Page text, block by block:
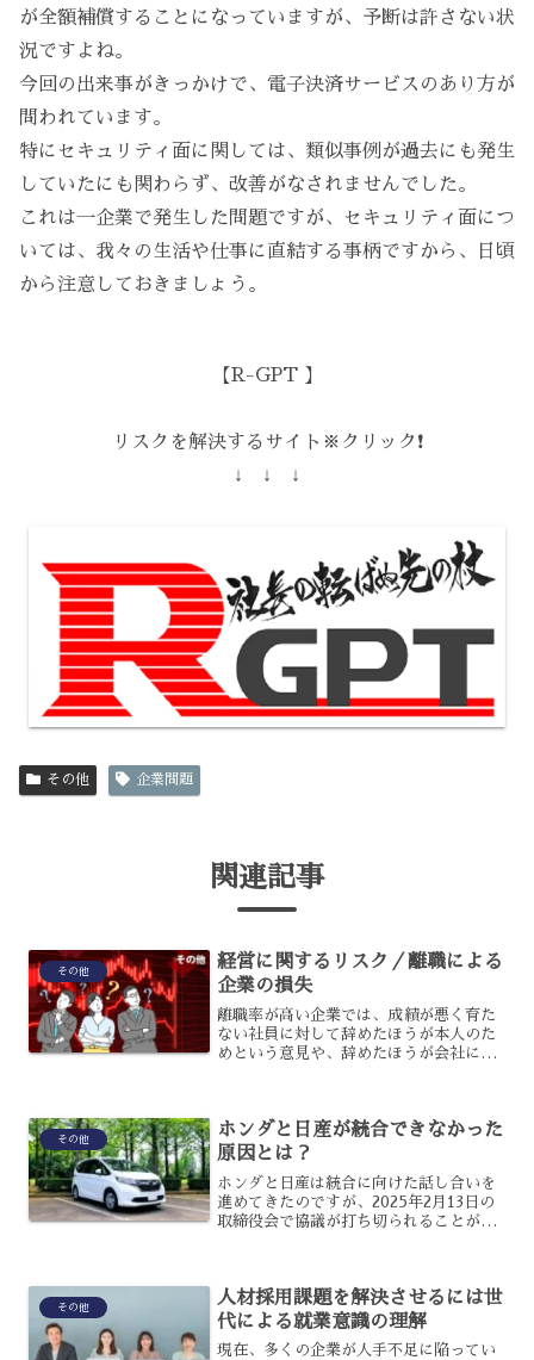
が全額補償することになっていますが、予断は許さない状
況ですよね。
今回の出来事がきっかけで、電子決済サービスのあり方が
問われています。
特にセキュリティ面に関しては、類似事例が過去にも発生
していたにも関わらず、改善がなされませんでした。
これは一企業で発生した問題ですが、セキュリティ面につ
いては、我々の生活や仕事に直結する事柄ですから、日頃
から注意しておきましょう。
【R-GPT 】
リスクを解決するサイト※クリック❗️
↓ ↓ ↓
その他 企業問題
関連記事
その他
経営に関するリスク／離職による
企業の損失
離職率が高い企業では、成績が悪く育た
ない社員に対して辞めたほうが本人のた
めという意見や、辞めたほうが会社にと
し仮に入社して3年目の社...
その他
ホンダと日産が統合できなかった
原因とは？
ホンダと日産は統合に向けた話し合いを
進めてきたのですが、2025年2月13日の
取締役会で協議が打ち切られることが決
しょうか？ホンダと...
その他
人材採用課題を解決させるには世
代による就業意識の理解
現在、多くの企業が人手不足に陥ってい